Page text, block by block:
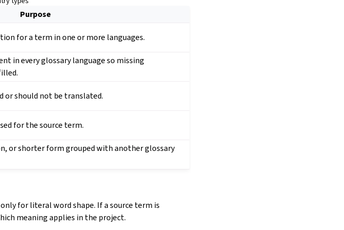
Purpose
for a term in one or more languages.
in every glossary language so missing
or should not be translated.
for the source term.
or shorter form grouped with another glossary
for literal word shape. If a source term is
meaning applies in the project.